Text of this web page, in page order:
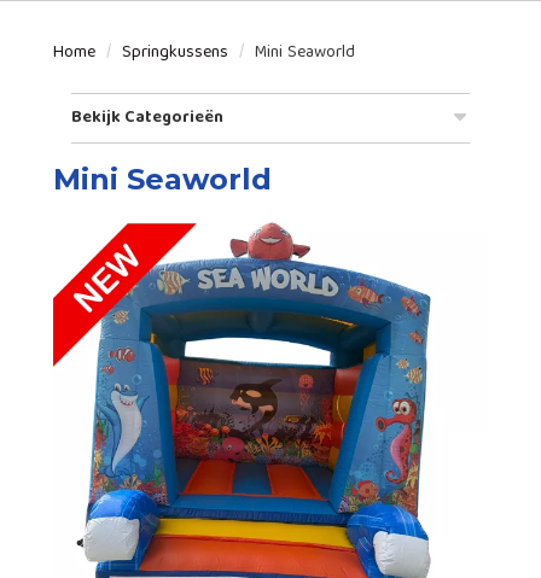
Home Springkussens Mini Seaworld
Bekijk Categorieën
Mini Seaworld